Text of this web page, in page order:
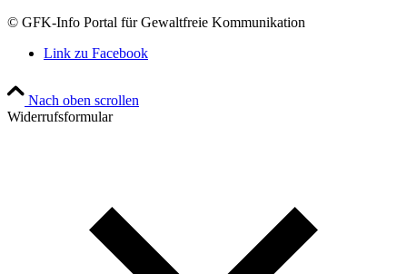
© GFK-Info Portal für Gewaltfreie Kommunikation
Link zu Facebook
Nach oben scrollen
Widerrufsformular